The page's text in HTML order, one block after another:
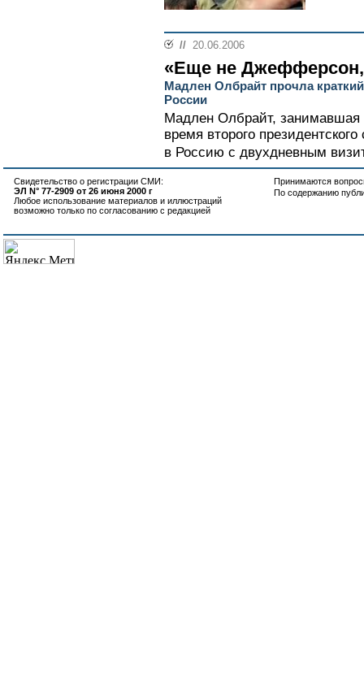
// 20.06.2006
«Еще не
Мадлен Олбрайт прочла
России
Мадлен Олбрайт, занимавшая
время второго
в Россию с двухдневным
Свидетельство о регистрации СМИ:
ЭЛ N° 77-2909 от 26 июня 2000 г
Любое использование материалов и иллюстраций
возможно только по согласованию с редакцией
Принимаются
По содержанию